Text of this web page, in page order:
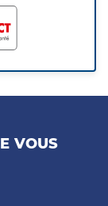
VOUS